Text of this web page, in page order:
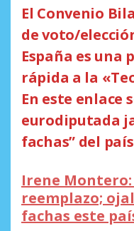
El Convenio
de voto/
España es una
rápida a la
En este enlace
eurodiputada
fachas” del
Irene
reemplazo;
fachas este